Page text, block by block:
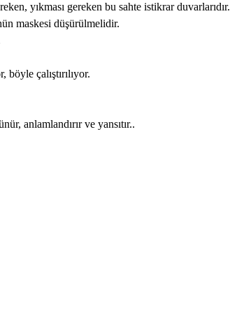
yıkması gereken bu sahte istikrar duvarlarıdır.
maskesi düşürülmelidir.
çalıştırılıyor.
anlamlandırır ve yansıtır..